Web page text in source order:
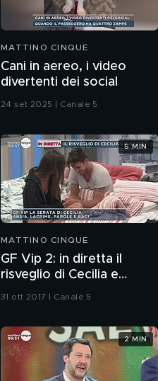
MATTINO CINQUE
Cani in aereo, i video
divertenti dei social
24 set 2025 | Canale 5
MATTINO CINQUE
GF Vip 2: in diretta il
risveglio di Cecilia e
31 ott 2017 | Canale 5
5 MIN
2 MIN